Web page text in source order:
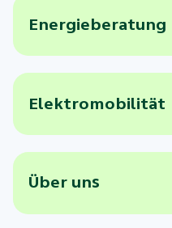
Energieberatung
Elektromobilität
Über uns